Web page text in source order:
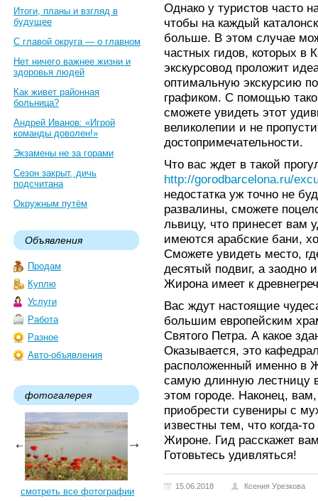
Итоги, планы и взгляд в
будущее
С главой округа — о главном
Нет ничего важнее жизни и
здоровья людей
Как живет районная
больница?
Андрей Иванов: «Игрой
команды доволен!»
Экзамены не за горами
Сезон закрыт, дичь
подсчитана
Окружным путём
Объявления
Продам
Куплю
Услуги
Работа
Разное
Авто-объявления
фотогалерея
смотреть все фотографии
Однако у туристов часто
чтобы на каждый
больше. В этом случае
частных гидов, которых в
экскурсовод проложит
оптимальную экскурсию
графиком. С помощью
сможете увидеть этот
великолепии и не
достопримечательности.
Что вас ждет в такой
http://gorodbarcelona.ru/
недостатка уж точно не
развалины, сможете
львицу, что принесет вам
имеются арабские бани,
Сможете увидеть место,
десятый подвиг, а заодно
Жирона имеет к
Вас ждут настоящие
большим европейским
Святого Петра. А какое
Оказывается, это
расположенный именно в
самую длинную лестницу
этом городе. Наконец, вам,
приобрести сувениры с
известны тем, что когда-
Жироне. Гид расскажет
Готовьтесь удивляться!
15.06.2018 Ксения Урезкова